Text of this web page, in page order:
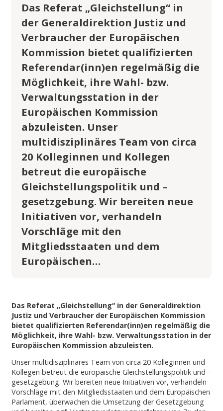
Das Referat „Gleichstellung“ in
der Generaldirektion Justiz und
Verbraucher der Europäischen
Kommission bietet qualifizierten
Referendar(inn)en regelmäßig die
Möglichkeit, ihre Wahl- bzw.
Verwaltungsstation in der
Europäischen Kommission
abzuleisten. Unser
multidisziplinäres Team von circa
20 Kolleginnen und Kollegen
betreut die europäische
Gleichstellungspolitik und –
gesetzgebung. Wir bereiten neue
Initiativen vor, verhandeln
Vorschläge mit den
Mitgliedsstaaten und dem
Europäischen…
Das Referat „Gleichstellung“ in der Generaldirektion
Justiz und Verbraucher der Europäischen Kommission
bietet qualifizierten Referendar(inn)en regelmäßig die
Möglichkeit, ihre Wahl- bzw. Verwaltungsstation in der
Europäischen Kommission abzuleisten.
Unser multidisziplinäres Team von circa 20 Kolleginnen und
Kollegen betreut die europäische Gleichstellungspolitik und –
gesetzgebung. Wir bereiten neue Initiativen vor, verhandeln
Vorschläge mit den Mitgliedsstaaten und dem Europäischen
Parlament, überwachen die Umsetzung der Gesetzgebung